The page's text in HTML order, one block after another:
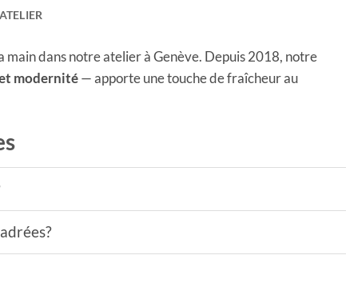
main dans notre atelier à Genève. Depuis 2018, notre
modernité— apporte une touche de fraîcheur au